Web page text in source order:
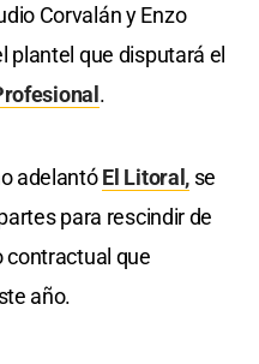
Corvalán y Enzo
plantel que disputará el
.
adelantóEl Litoral, se
para rescindir de
contractual que
año.